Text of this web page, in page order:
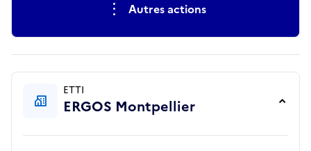
Autres actions
ETTI
ERGOS Montpellier